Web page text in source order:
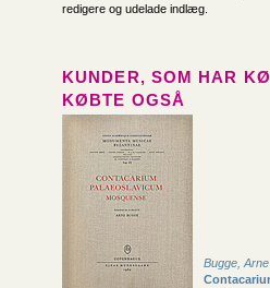
redigere og udelade indlæg.
KUNDER, SOM HAR
KØBTE OGSÅ
Bugge, Arne